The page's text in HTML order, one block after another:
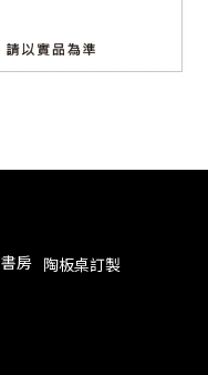
書房 陶板桌訂製